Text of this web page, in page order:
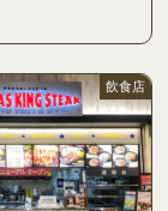
飲食店